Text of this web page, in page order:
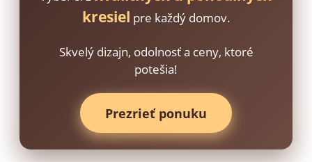
kresiel pre každý domov.
Skvelý dizajn, odolnosť a ceny, ktoré
potešia!
Prezrieť ponuku